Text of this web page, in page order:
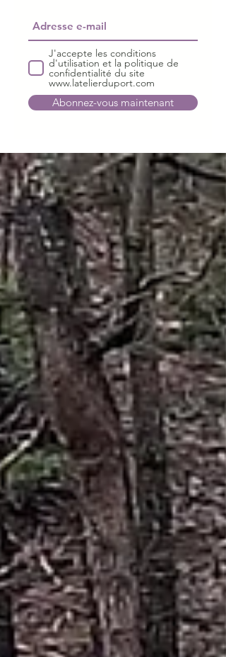
J'accepte les conditions
d'utilisation et la politique de
confidentialité du site
www.latelierduport.com
Abonnez-vous maintenant